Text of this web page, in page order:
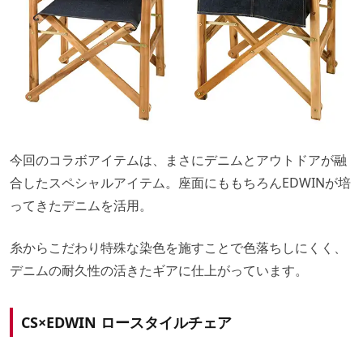
今回のコラボアイテムは、まさにデニムとアウトドアが融
合したスペシャルアイテム。座面にももちろんEDWINが培
ってきたデニムを活用。
糸からこだわり特殊な染色を施すことで色落ちしにくく、
デニムの耐久性の活きたギアに仕上がっています。
CS×EDWIN ロースタイルチェア